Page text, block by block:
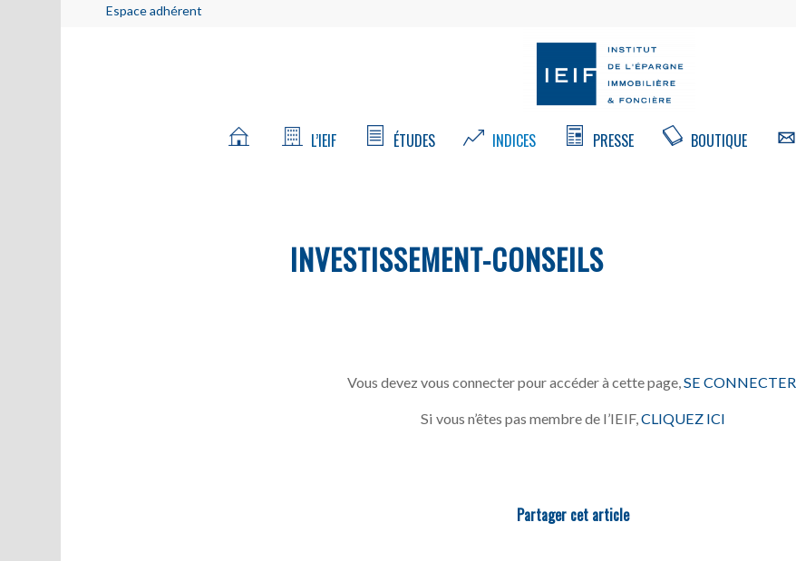
Espace adhérent
L’IEIF ÉTUDES INDICES PRESSE BOUTIQUE
INVESTISSEMENT-CONSEILS
Vous devez vous connecter pour accéder à cette page, SE CONNECTER
Si vous n’êtes pas membre de l’IEIF,CLIQUEZ ICI
Partager cet article